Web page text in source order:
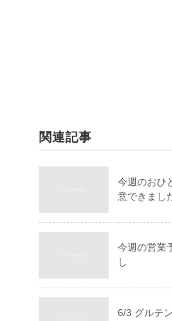
関連記事
今週のおひ
意できまし
今週の営業
し
6/3 グルテ